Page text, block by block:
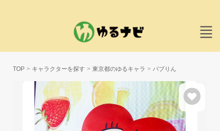
TOP キャラクターを探す 東京都のゆるキャラ パブりん